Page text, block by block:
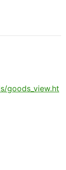
goods_view.ht